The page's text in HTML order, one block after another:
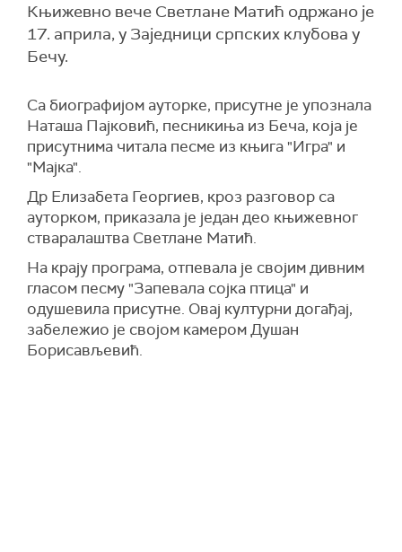
Књижевно вече Светлане Матић одржано је
17. априла, у Заједници српских клубова у
Бечу.
Са биографијом ауторке, присутне је упознала
Наташа Пајковић, песникиња из Беча, која је
присутнима читала песме из књига "Игра" и
"Мајка".
Др Елизабета Георгиев, кроз разговор са
ауторком, приказала је један део књижевног
стваралаштва Светлане Матић.
На крају програма, отпевала је својим дивним
гласом песму "Запевала сојка птица" и
одушевила присутне. Овај културни догађај,
забележио је својом камером Душан
Борисављевић.